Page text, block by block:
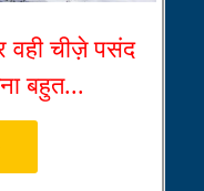
वही चीज़े पसंद
बहुत...